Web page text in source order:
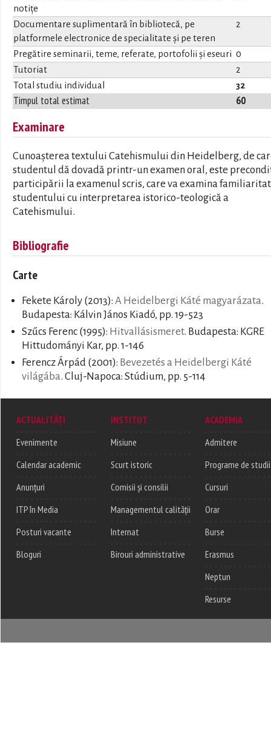
Timpul total estimat 60
notițe
Documentare suplimentară în bibliotecă, pe
platformele electronice de specialitate și pe teren
2
Pregătire seminarii, teme, referate, portofolii și eseuri 0
Tutoriat
2
Total studiu individual
32
Examinare
Cunoașterea textului Catehismului din Heidelberg, de
studentul dă dovadă printr-un examen oral, este
participării la examenul scris, care va examina
studentului cu interpretarea istorico-teologică a
Catehismului.
Bibliografie
Carte
Fekete Károly (2013): A Heidelbergi Káté magyarázata.
Budapesta: Kálvin János Kiadó, pp. 19-523
Szűcs Ferenc (1995): Hitvallásismeret. Budapesta: KGRE
Hittudományi Kar, pp. 1-146
Ferencz Árpád (2001): Bevezetés a Heidelbergi Káté
világába. Cluj-Napoca: Stúdium, pp. 5-114
ACTUALITĂȚI
Evenimente
Calendar academic
Anunțuri
ITP în Media
Posturi vacante
Bloguri
INSTITUT
Misiune
Scurt istoric
Comisii și consilii
Managementul calității
Internat
Birouri administrative
ACADEMIA
Admitere
Programe de studii
Cursuri
Orar
Burse
Erasmus
Neptun
Resurse